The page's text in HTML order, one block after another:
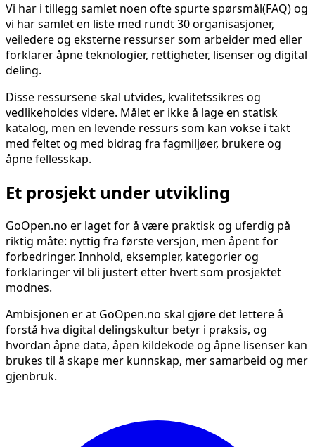
Vi har i tillegg samlet noen ofte spurte spørsmål(FAQ) og
vi har samlet en liste med rundt 30 organisasjoner,
veiledere og eksterne ressurser som arbeider med eller
forklarer åpne teknologier, rettigheter, lisenser og digital
deling.
Disse ressursene skal utvides, kvalitetssikres og
vedlikeholdes videre. Målet er ikke å lage en statisk
katalog, men en levende ressurs som kan vokse i takt
med feltet og med bidrag fra fagmiljøer, brukere og
åpne fellesskap.
Et prosjekt under utvikling
GoOpen.no er laget for å være praktisk og uferdig på
riktig måte: nyttig fra første versjon, men åpent for
forbedringer. Innhold, eksempler, kategorier og
forklaringer vil bli justert etter hvert som prosjektet
modnes.
Ambisjonen er at GoOpen.no skal gjøre det lettere å
forstå hva digital delingskultur betyr i praksis, og
hvordan åpne data, åpen kildekode og åpne lisenser kan
brukes til å skape mer kunnskap, mer samarbeid og mer
gjenbruk.